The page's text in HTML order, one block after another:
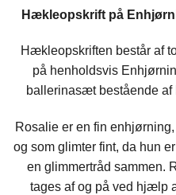
Hækleopskrift på
Hækleopskriften består af
på henholdsvis
ballerinasæt bestående af
Rosalie er en fin
og som glimter fint, da hun
en glimmertråd sammen.
tages af og på ved hjælp